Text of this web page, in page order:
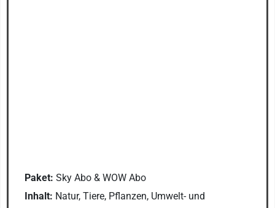
Paket: Sky Abo & WOW Abo
Inhalt: Natur, Tiere, Pflanzen, Umwelt- und